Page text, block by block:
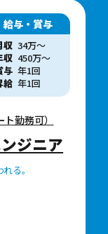
給与・賞与
収 34万〜
収 450万〜
与 年1回
給 年1回
勤務可）
ジニア
る。